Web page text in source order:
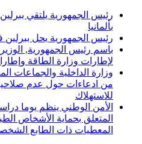
رئيس الجمهورية يلتقي ببرلين
بألمانيا
رئيس الجمهورية يحل ببرلين
باسم رئيس الجمهورية,
لإطارات وزارة الطاقة
وزارة الداخلية والجماعات
من ادعاءات حول عدم صلاحية
للاستهلاك
الأمن الوطني ينظم يوما
المتعلق بحماية الأشخاص
المعطيات ذات الطابع